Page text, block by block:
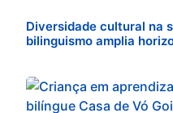
Diversidade cultural na
bilinguismo amplia